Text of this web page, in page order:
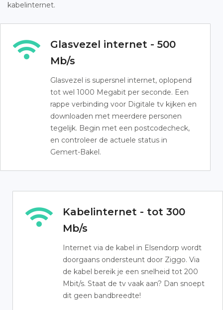
kabelinternet.
Glasvezel internet - 500
Mb/s
Glasvezel is supersnel internet, oplopend
tot wel 1000 Megabit per seconde. Een
rappe verbinding voor Digitale tv kijken en
downloaden met meerdere personen
tegelijk. Begin met een postcodecheck,
en controleer de actuele status in
Gemert-Bakel.
Kabelinternet - tot 300
Mb/s
Internet via de kabel in Elsendorp wordt
doorgaans ondersteunt door Ziggo. Via
de kabel bereik je een snelheid tot 200
Mbit/s. Staat de tv vaak aan? Dan snoept
dit geen bandbreedte!